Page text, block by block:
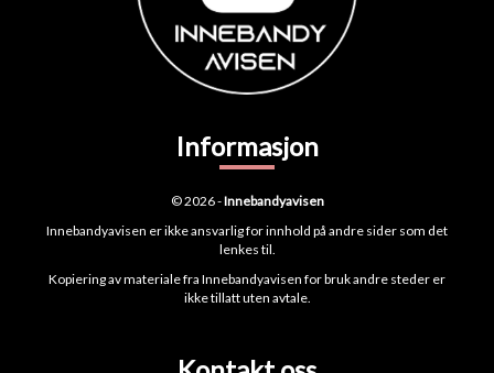
Informasjon
© 2026 -Innebandyavisen
Innebandyavisen er ikke ansvarlig for innhold på andre sider som det
lenkes til.
Kopiering av materiale fra Innebandyavisen for bruk andre steder er
ikke tillatt uten avtale.